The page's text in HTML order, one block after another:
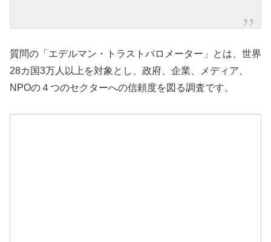
質問の「エデルマン・トラストバロメーター」とは、世界
28カ国3万人以上を対象とし、政府、企業、メディア、
NPOの４つのセクターへの信頼度を図る調査です。